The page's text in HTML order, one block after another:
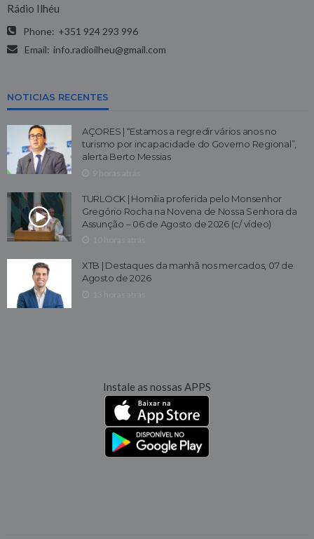
Rádio Ilhéu
Phone: +351 924 293 996
Email: info.radioilheu@gmail.com
NOTICIAS RECENTES
AÇORES | “Estamos a regredir vários anos no
turismo por incapacidade do Governo Regional”,
alerta Berto Messias
TURLOCK | Homilia proferida pelo Monsenhor
Gregório Rocha na Novena de Nossa Senhora da
Assunção – 06 de Agosto de 2026 (c/ vídeo)
XTB | Destaques da manhã nos mercados, 07 de
Agosto de 2026
Instale as nossas APPS